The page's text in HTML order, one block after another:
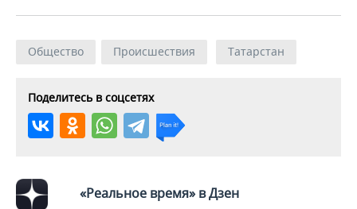
ВОЛЕЙБОЛ
ФИГУРНОЕ КАТАНИЕ
ХОККЕЙ С МЯЧОМ
ИСТОРИЯ
МЕДИЦИНА
ПРОИСШЕСТВИЯ
СПРАВОЧНИК
СПИСОК ПЕРСОН
ПОЛНАЯ ВЕРСИЯ
Общество Происшествия Татарстан
Поделитесь в соцсетях
«Реальное время» в Дзен